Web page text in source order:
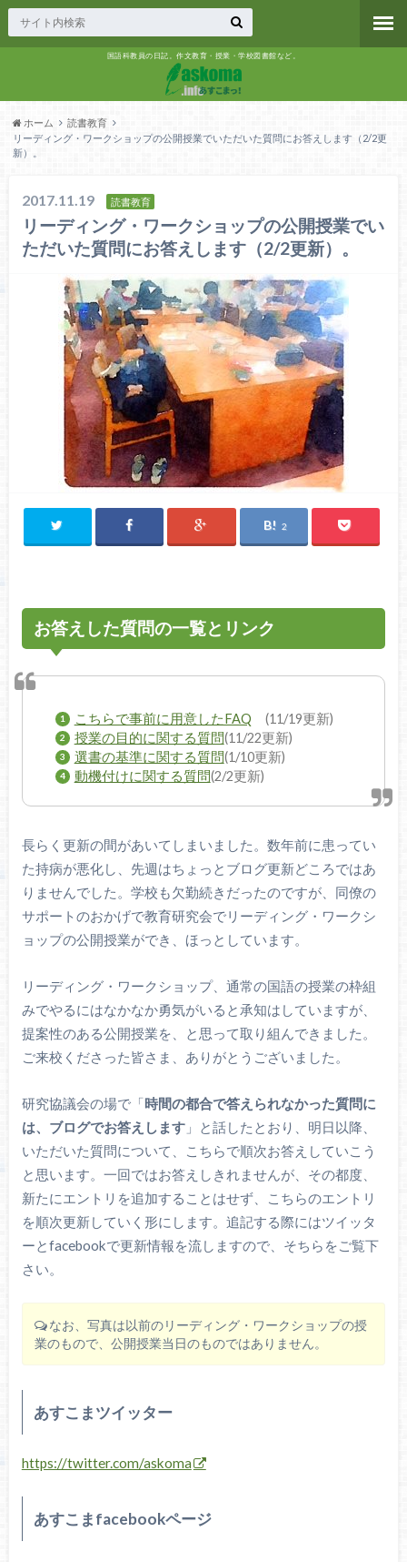
国語科教員の日記。作文教育・授業・学校図書館など。
ホーム
読書教育
リーディング・ワークショップの公開授業でいただいた質問にお答えします（2/2更
新）。
2017.11.19 読書教育
リーディング・ワークショップの公開授業でい
ただいた質問にお答えします（2/2更新）。
2
お答えした質問の一覧とリンク
こちらで事前に用意したFAQ (11/19更新)
授業の目的に関する質問(11/22更新)
選書の基準に関する質問(1/10更新)
動機付けに関する質問(2/2更新)
長らく更新の間があいてしまいました。数年前に患ってい
た持病が悪化し、先週はちょっとブログ更新どころではあ
りませんでした。学校も欠勤続きだったのですが、同僚の
サポートのおかげで教育研究会でリーディング・ワークシ
ョップの公開授業ができ、ほっとしています。
リーディング・ワークショップ、通常の国語の授業の枠組
みでやるにはなかなか勇気がいると承知はしていますが、
提案性のある公開授業を、と思って取り組んできました。
ご来校くださった皆さま、ありがとうございました。
研究協議会の場で「時間の都合で答えられなかった質問に
は、ブログでお答えします」と話したとおり、明日以降、
いただいた質問について、こちらで順次お答えしていこう
と思います。一回ではお答えしきれませんが、その都度、
新たにエントリを追加することはせず、こちらのエントリ
を順次更新していく形にします。追記する際にはツイッタ
ーとfacebookで更新情報を流しますので、そちらをご覧下
さい。
なお、写真は以前のリーディング・ワークショップの授
業のもので、公開授業当日のものではありません。
あすこまツイッター
https://twitter.com/askoma
あすこまfacebookページ